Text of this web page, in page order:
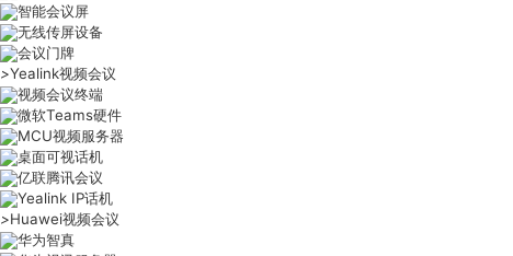
智能会议屏
无线传屏设备
会议门牌
>Yealink视频会议
视频会议终端
微软Teams硬件
MCU视频服务器
桌面可视话机
亿联腾讯会议
Yealink IP话机
>Huawei视频会议
华为智真